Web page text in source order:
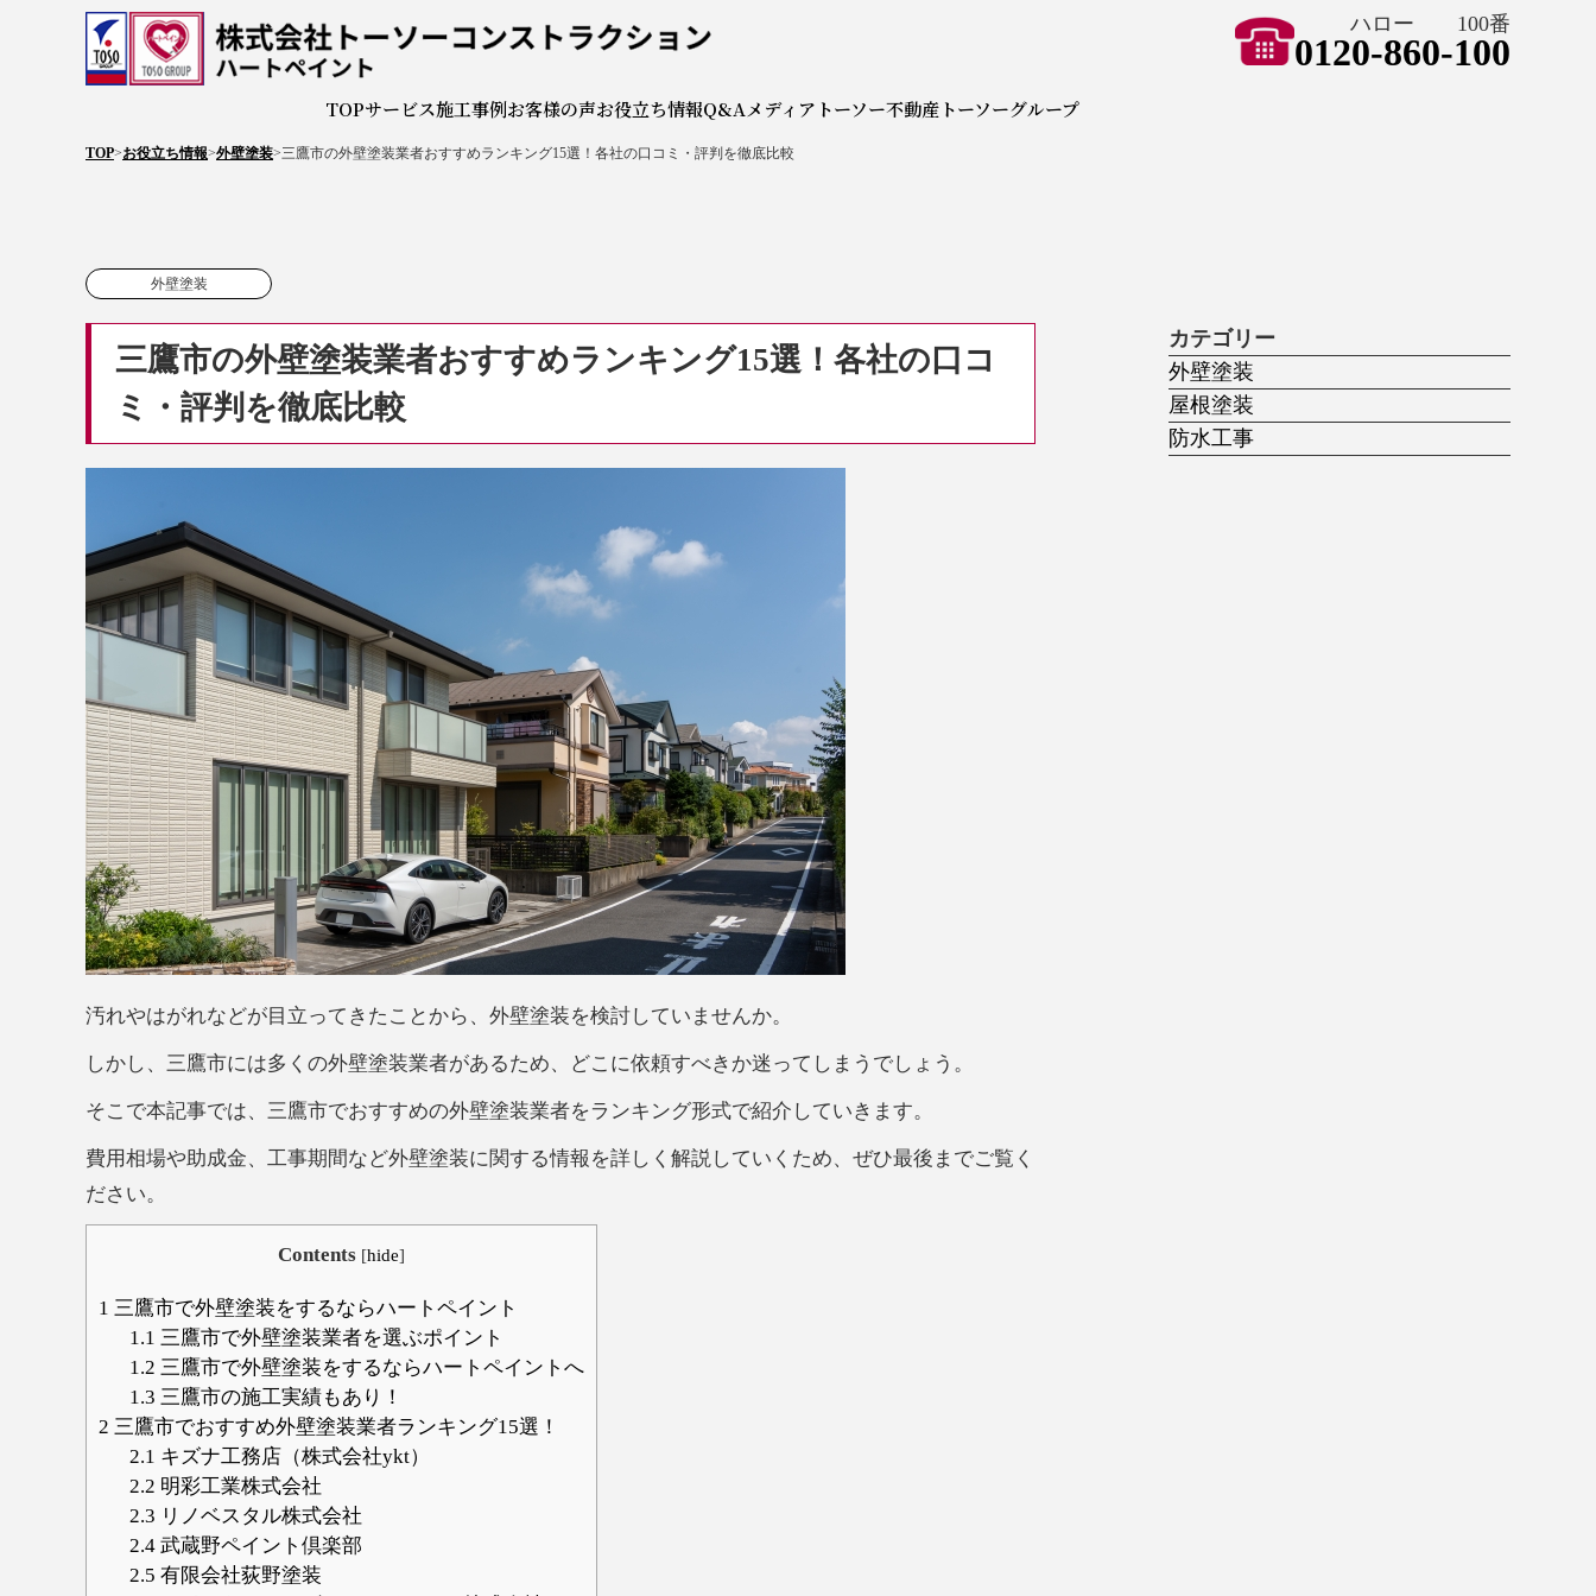
株式会社トーソーコンストラクション ハートペイント
ハロー 100番
0120-860-100
TOPサービス施工事例お客様の声お役立ち情報Q&Aメディア トーソー不動産トーソーグループ
TOP>お役立ち情報>外壁塗装>三鷹市の外壁塗装業者おすすめランキング15選！各社の口コミ・評判を徹底比較
外壁塗装
三鷹市の外壁塗装業者おすすめランキング15選！各社の口コ
ミ・評判を徹底比較
汚れやはがれなどが目立ってきたことから、外壁塗装を検討していませんか。
しかし、三鷹市には多くの外壁塗装業者があるため、どこに依頼すべきか迷ってしまうでしょう。
そこで本記事では、三鷹市でおすすめの外壁塗装業者をランキング形式で紹介していきます。
費用相場や助成金、工事期間など外壁塗装に関する情報を詳しく解説していくため、ぜひ最後までご覧く
ださい。
Contents [hide]
1 三鷹市で外壁塗装をするならハートペイント
1.1 三鷹市で外壁塗装業者を選ぶポイント
1.2 三鷹市で外壁塗装をするならハートペイントへ
1.3 三鷹市の施工実績もあり！
2 三鷹市でおすすめ外壁塗装業者ランキング15選！
2.1 キズナ工務店（株式会社ykt）
2.2 明彩工業株式会社
2.3 リノベスタル株式会社
2.4武蔵野ペイント倶楽部
2.5 有限会社荻野塗装
カテゴリー
外壁塗装
屋根塗装
防水工事